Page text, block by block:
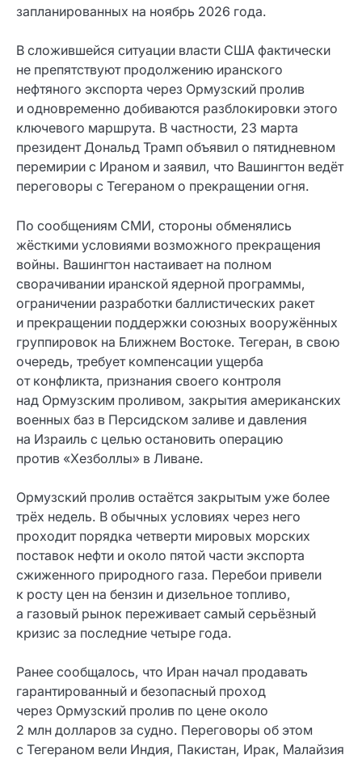
запланированных на ноябрь 2026 года.
В сложившейся ситуации власти США фактически
не препятствуют продолжению иранского
нефтяного экспорта через Ормузский пролив
и одновременно добиваются разблокировки этого
ключевого маршрута. В частности, 23 марта
президент Дональд Трамп объявил о пятидневном
перемирии с Ираном и заявил, что Вашингтон ведёт
переговоры с Тегераном о прекращении огня.
По сообщениям СМИ, стороны обменялись
жёсткими условиями возможного прекращения
войны. Вашингтон настаивает на полном
сворачивании иранской ядерной программы,
ограничении разработки баллистических ракет
и прекращении поддержки союзных вооружённых
группировок на Ближнем Востоке. Тегеран, в свою
очередь, требует компенсации ущерба
от конфликта, признания своего контроля
над Ормузским проливом, закрытия американских
военных баз в Персидском заливе и давления
на Израиль с целью остановить операцию
против «Хезболлы» в Ливане.
Ормузский пролив остаётся закрытым уже более
трёх недель. В обычных условиях через него
проходит порядка четверти мировых морских
поставок нефти и около пятой части экспорта
сжиженного природного газа. Перебои привели
к росту цен на бензин и дизельное топливо,
а газовый рынок переживает самый серьёзный
кризис за последние четыре года.
Ранее сообщалось, что Иран начал продавать
гарантированный и безопасный проход
через Ормузский пролив по цене около
2 млн долларов за судно. Переговоры об этом
с Тегераном вели Индия, Пакистан, Ирак, Малайзия